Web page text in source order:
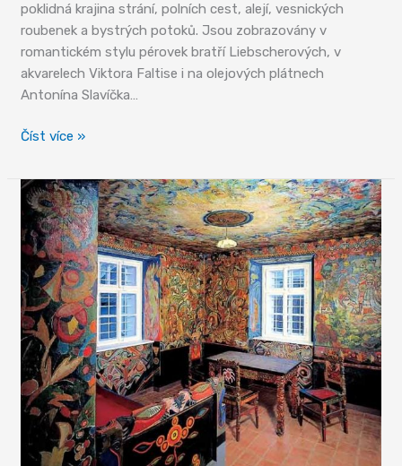
poklidná krajina strání, polních cest, alejí, vesnických
roubenek a bystrých potoků. Jsou zobrazovány v
romantickém stylu pérovek bratří Liebscherových, v
akvarelech Viktora Faltise i na olejových plátnech
Antonína Slavíčka…
Inspirativní
hory
Číst více »